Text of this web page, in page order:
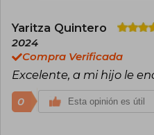
Yaritza Quintero
2024
Compra Verificada
Excelente, a mi hijo le
0 Esta opinión es útil